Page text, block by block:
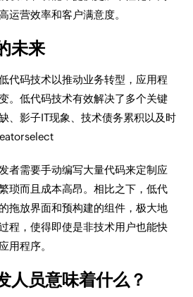
运营效率和客户满意度。
未来
代码技术以推动业务转型，应用程
。低代码技术有效解决了多个关键
、影子IT现象、技术债务累积以及时
者需要手动编写大量代码来定制应
琐而且成本高昂。相比之下，低代
拖放界面和预构建的组件，极大地
程，使得即使是非技术用户也能快
用程序。
人员意味着什么？